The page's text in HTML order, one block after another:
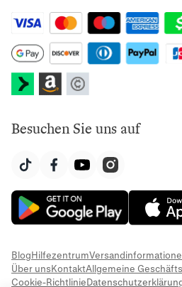
Besuchen Sie uns auf
BlogHilfezentrum
Über unsKontaktAllgemeine
Cookie-Richtlinie